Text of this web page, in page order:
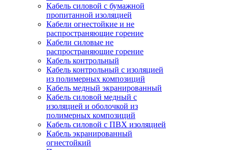
Кабель силовой с бумажной
пропитанной изоляцией
Кабели огнестойкие и не
распространяющие горение
Кабели силовые не
распространяющие горение
Кабель контрольный
Кабель контрольный с изоляцией
из полимерных композиций
Кабель медный экранированный
Кабель силовой медный с
изоляцией и оболочкой из
полимерных композиций
Кабель силовой с ПВХ изоляцией
Кабель экранированный
огнестойкий